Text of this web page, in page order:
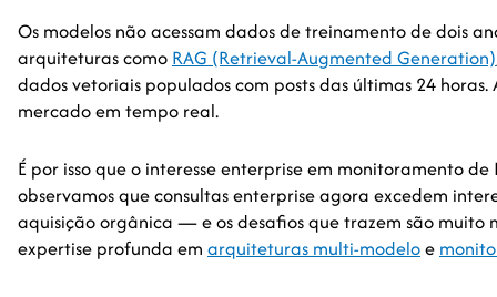
Os modelos não acessam dados de treinamento de dois
arquiteturas como RAG (Retrieval-Augmented Generation)
dados vetoriais populados com posts das últimas 24
mercado em tempo real.
É por isso que o interesse enterprise em monitoramento
observamos que consultas enterprise agora excedem
aquisição orgânica — e os desafios que trazem são muito
expertise profunda em arquiteturas multi-modeloe